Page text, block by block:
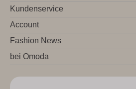
Kundenservice
Account
Fashion News
bei Omoda